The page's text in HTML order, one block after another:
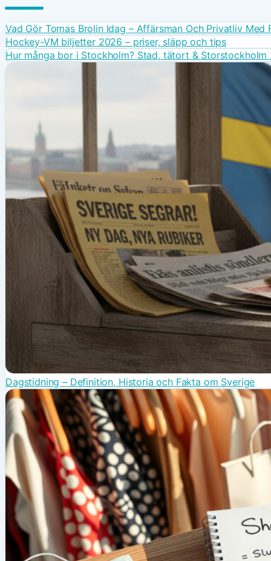
Vad Gör Tomas Brolin Idag – Affärsman Och Privatliv Med
Hockey-VM biljetter 2026 – priser, släpp och tips
Hur många bor i Stockholm? Stad, tätort & Storstockholm
Dagstidning – Definition, Historia och Fakta om Sverige